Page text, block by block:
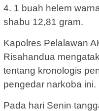
4. 1 buah helem
shabu 12,81 gram.
Kapolres Pelalawan
Risahandua
tentang kronologis
pengedar narkoba ini.
Pada hari Senin